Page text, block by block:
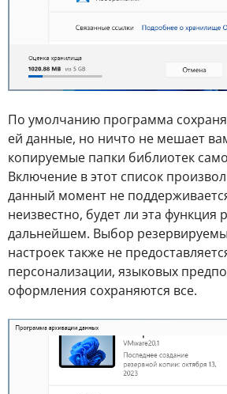
По умолчанию программа
ей данные, но ничто не мешает
копируемые папки библиотек
Включение в этот список
данный момент не
неизвестно, будет ли эта функция
дальнейшем. Выбор
настроек также не
персонализации, языковых
оформления сохраняются все.